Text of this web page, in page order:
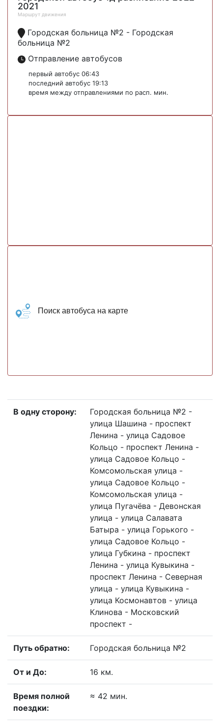
2021
Маршрут движения
Городская больница №2 - Городская
больница №2
Отправление автобусов
первый автобус 06:43
последний автобус 19:13
время между отправлениями по расп. мин.
Поиск автобуса на карте
В одну сторону:
Городская больница №2 -
улица Шашина - проспект
Ленина - улица Садовое
Кольцо - проспект Ленина -
улица Садовое Кольцо -
Комсомольская улица -
улица Садовое Кольцо -
Комсомольская улица -
улица Пугачёва - Девонская
улица - улица Салавата
Батыра - улица Горького -
улица Садовое Кольцо -
улица Губкина - проспект
Ленина - улица Кувыкина -
проспект Ленина - Северная
улица - улица Кувыкина -
улица Космонавтов - улица
Клинова - Московский
проспект -
Путь обратно: Городская больница №2
От и До: 16 км.
Время полной
поездки:
≈ 42 мин.